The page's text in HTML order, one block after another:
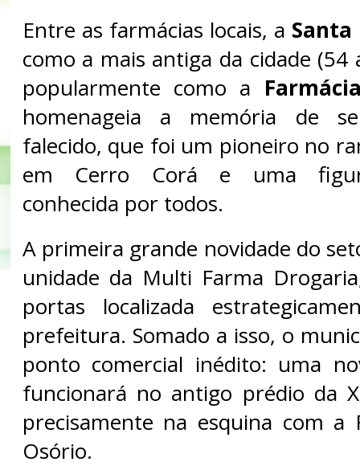
Entre as farmácias locais, a Santa
como a mais antiga da cidade (54
popularmente como a
homenageia a memória de
falecido, que foi um pioneiro no
em Cerro Corá e uma
conhecida por todos.
A primeira grande novidade do
unidade da Multi Farma
portas localizada
prefeitura. Somado a isso, o
ponto comercial inédito: uma
funcionará no antigo prédio da
precisamente na esquina com a
Osório.